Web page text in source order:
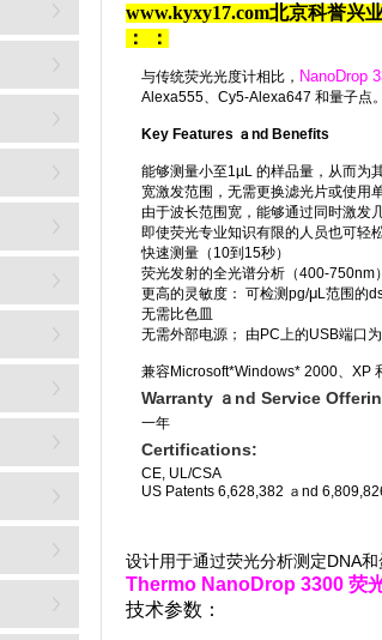
www.kyxy17.com北京科誉兴
：
：
与传统荧光光度计相比， NanoDrop
Alexa555、Cy5-Alexa647 和量子点。
Key Features ａnd Benefits
能够测量小至1µL 的样品量，从而为
宽激发范围，无需更换滤光片或使用
由于波长范围宽，能够通过同时激发
即使荧光专业知识有限的人员也可轻
快速测量（10到15秒）
荧光发射的全光谱分析（400-750nm）
更高的灵敏度： 可检测pg/μL范围的
无需比色皿
无需外部电源； 由PC上的USB端口
兼容Microsoft*Windows* 2000、XP
Warranty ａnd Service
一年
Certifications:
CE, UL/CSA
US Patents 6,628,382 ａnd
设计用于通过荧光分析测定DNA和
Thermo NanoDrop 3300 荧
技术参数：